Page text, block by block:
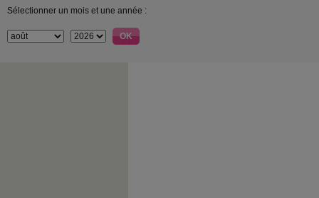
Sélectionner un mois et une année :